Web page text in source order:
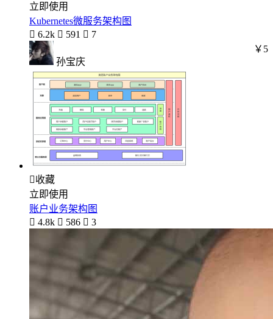
立即使用
Kubernetes微服务架构图
 6.2k  591  7
孙宝庆
￥5
收藏
立即使用
账户业务架构图
 4.8k  586  3